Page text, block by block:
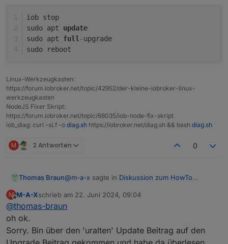
iob stop
sudo apt update
sudo apt full -upgrade
sudo reboot
Linux-Werkzeugkasten:
https://forum.iobroker.net/topic/42952/der-kleine-iobroker-linux-
werkzeugkasten
NodeJS Fixer Skript:
https://forum.iobroker.net/topic/68035/iob-node-fix-skript
iob_diag: curl -sLf -o diag.sh https://iobroker.net/diag.sh && bash diag.sh
M 2 Antworten 0
Thomas Braun@m-a-x sagte in Diskussion zum HowTo
ausgelesen wird, noch nicht richtig eingestellt
wurde.
M
Offline
M-A-Xschrieb am 22. Juni 2024, 09:04
zuletzt editiert von
@thomas-braun
oh ok.
Sorry. Bin über den 'uralten' Update Beitrag auf den